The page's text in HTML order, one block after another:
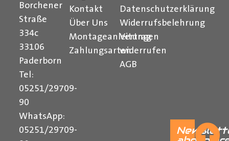
Borchener
Straße
334c
33106
Paderborn
Tel:
05251/29709-
90
WhatsApp:
05251/29709-
Kontakt
Über Uns
Montageanleitungen
Zahlungsarten
Datenschutzerklärung
Widerrufsbelehrung
Vertrag
widerrufen
AGB